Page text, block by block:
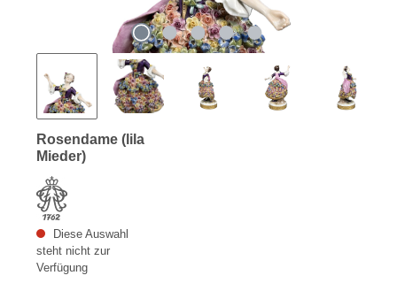
Rosendame (lila
Mieder)
Diese Auswahl
steht nicht zur
Verfügung